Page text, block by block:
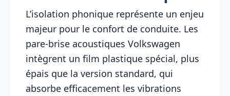
L’isolation phonique représente un enjeu
majeur pour le confort de conduite. Les
pare-brise acoustiques Volkswagen
intègrent un film plastique spécial, plus
épais que la version standard, qui
absorbe efficacement les vibrations